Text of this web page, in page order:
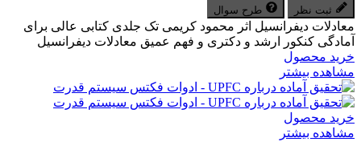
ثبت نظر طرح سوال
معادلات دیفرانسیل اثر محمود کریمی تک جلدی کتابی عالی برای
آمادگی کنکور ارشد و دکتری و فهم عمیق معادلات دیفرانسیل
خرید محصول
مشاهده بیشتر
خرید محصول
مشاهده بیشتر